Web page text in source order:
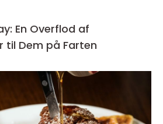
En Overflod af
til Dem på Farten